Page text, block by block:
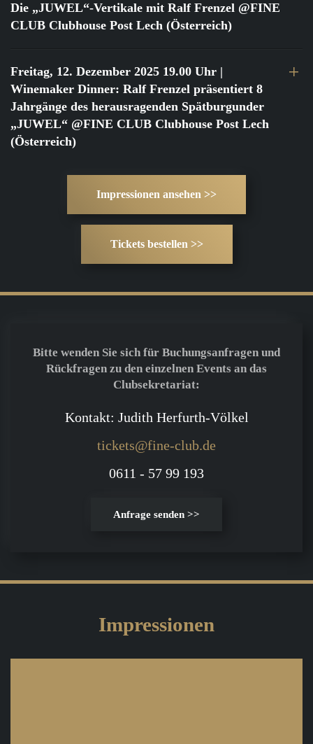
Die „JUWEL“-Vertikale mit Ralf Frenzel @FINE
CLUB Clubhouse Post Lech (Österreich)
Freitag, 12. Dezember 2025 19.00 Uhr |
Winemaker Dinner: Ralf Frenzel präsentiert 8
Jahrgänge des herausragenden Spätburgunder
„JUWEL“ @FINE CLUB Clubhouse Post Lech
(Österreich)
Impressionen ansehen >>
Tickets bestellen >>
Bitte wenden Sie sich für Buchungsanfragen und
Rückfragen zu den einzelnen Events an das
Clubsekretariat:
Kontakt: Judith Herfurth-Völkel
tickets@fine-club.de
0611 - 57 99 193
Anfrage senden >>
Impressionen